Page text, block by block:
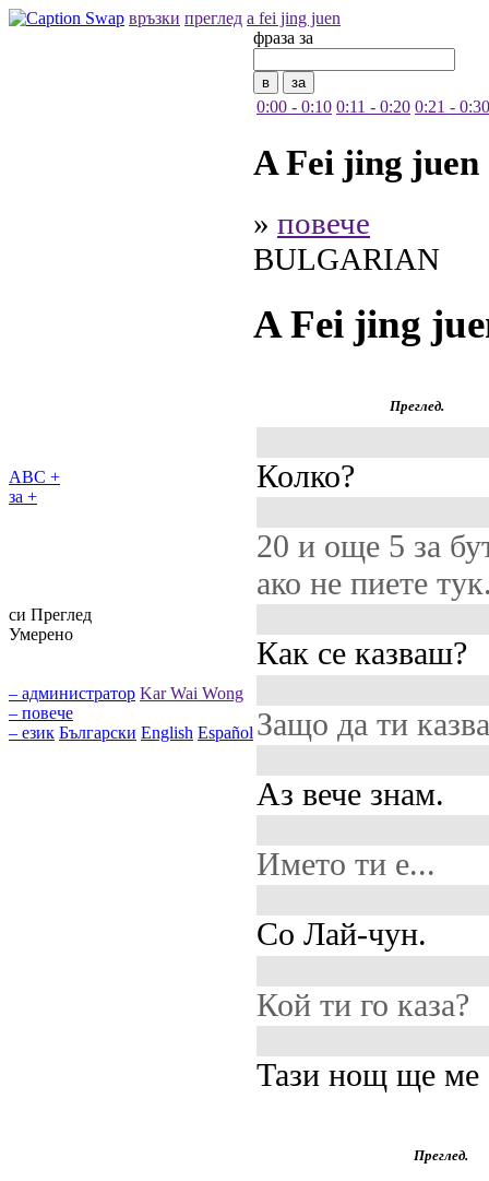
връзки преглед a fei jing juen
ABC +
за +
си Преглед
Умерено
– администратор Kar Wai Wong
– повече
– език Български English Español
фраза за
0:00 - 0:10 0:11 - 0:20 0:21 - 0:30
A Fei jing juen
» повече
BULGARIAN
A Fei jing
Преглед.
Колко?
20 и още 5 за
ако не пиете
Как се казваш?
Защо да ти
Аз вече знам.
Името ти е...
Со Лай-чун.
Кой ти го каза?
Тази нощ ще ме
Преглед.